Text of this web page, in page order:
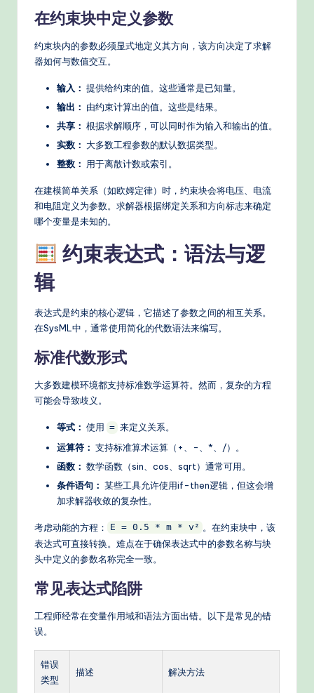
w
&
T
M
h
在约束块中定义参数
约束块内的参数必须显式地定义其方向，该方向决定了求解
器如何与数值交互。
输入： 提供给约束的值。这些通常是已知量。
输出： 由约束计算出的值。这些是结果。
共享： 根据求解顺序，可以同时作为输入和输出的值。
实数： 大多数工程参数的默认数据类型。
整数： 用于离散计数或索引。
在建模简单关系（如欧姆定律）时，约束块会将电压、电流
和电阻定义为参数。求解器根据绑定关系和方向标志来确定
哪个变量是未知的。
约束表达式：语法与逻
辑
表达式是约束的核心逻辑，它描述了参数之间的相互关系。
在SysML中，通常使用简化的代数语法来编写。
标准代数形式
大多数建模环境都支持标准数学运算符。然而，复杂的方程
可能会导致歧义。
等式： 使用 = 来定义关系。
运算符： 支持标准算术运算（+、-、*、/）。
函数： 数学函数（sin、cos、sqrt）通常可用。
条件语句： 某些工具允许使用if-then逻辑，但这会增
加求解器收敛的复杂性。
考虑动能的方程： E = 0.5 * m * v² 。在约束块中，该
表达式可直接转换。难点在于确保表达式中的参数名称与块
头中定义的参数名称完全一致。
常见表达式陷阱
工程师经常在变量作用域和语法方面出错。以下是常见的错
误。
错误
类型
描述 解决方法